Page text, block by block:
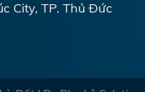
City, TP. Thủ Đức